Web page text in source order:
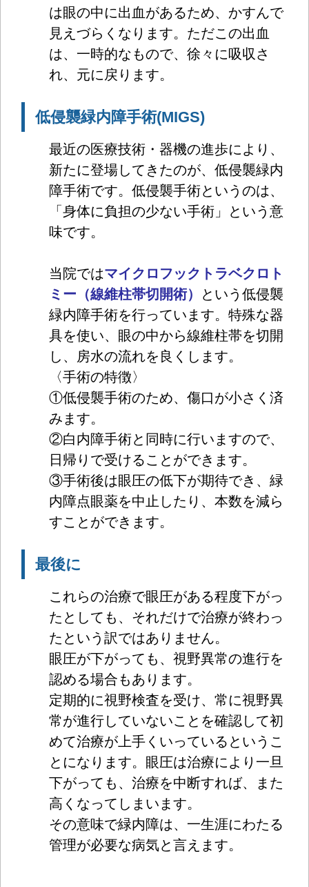
は眼の中に出血があるため、かすんで
見えづらくなります。ただこの出血
は、一時的なもので、徐々に吸収さ
れ、元に戻ります。
低侵襲緑内障手術(MIGS)
最近の医療技術・器機の進歩により、
新たに登場してきたのが、低侵襲緑内
障手術です。低侵襲手術というのは、
「身体に負担の少ない手術」という意
味です。
当院ではマイクロフックトラベクロト
ミー（線維柱帯切開術）
という低侵襲
緑内障手術を行っています。特殊な器
具を使い、眼の中から線維柱帯を切開
し、房水の流れを良くします。
〈手術の特徴〉
①低侵襲手術のため、傷口が小さく済
みます。
②白内障手術と同時に行いますので、
日帰りで受けることができます。
③手術後は眼圧の低下が期待でき、緑
内障点眼薬を中止したり、本数を減ら
すことができます。
最後に
これらの治療で眼圧がある程度下がっ
たとしても、それだけで治療が終わっ
たという訳ではありません。
眼圧が下がっても、視野異常の進行を
認める場合もあります。
定期的に視野検査を受け、常に視野異
常が進行していないことを確認して初
めて治療が上手くいっているというこ
とになります。眼圧は治療により一旦
下がっても、治療を中断すれば、また
高くなってしまいます。
その意味で緑内障は、一生涯にわたる
管理が必要な病気と言えます。